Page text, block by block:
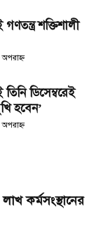
শক্তিশালী
ডিসেম্বরেই
হবেন’
কর্মসংস্থানের